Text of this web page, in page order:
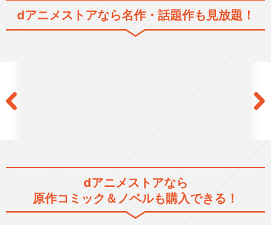
dアニメストアなら名作・話題作も見放題！
dアニメストアなら
原作コミック＆ノベルも購入できる！